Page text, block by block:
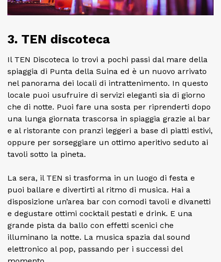
3. TEN discoteca
Il TEN Discoteca lo trovi a pochi passi dal mare della
spiaggia di Punta della Suina ed è un nuovo arrivato
nel panorama dei locali di intrattenimento. In questo
locale puoi usufruire di servizi eleganti sia di giorno
che di notte. Puoi fare una sosta per riprenderti dopo
una lunga giornata trascorsa in spiaggia grazie al bar
e al ristorante con pranzi leggeri a base di piatti estivi,
oppure per sorseggiare un ottimo aperitivo seduto ai
tavoli sotto la pineta.
La sera, il TEN si trasforma in un luogo di festa e
puoi ballare e divertirti al ritmo di musica. Hai a
disposizione un’area bar con comodi tavoli e divanetti
e degustare ottimi cocktail pestati e drink. E una
grande pista da ballo con effetti scenici che
illuminano la notte. La musica spazia dal sound
elettronico al pop, passando per i successi del